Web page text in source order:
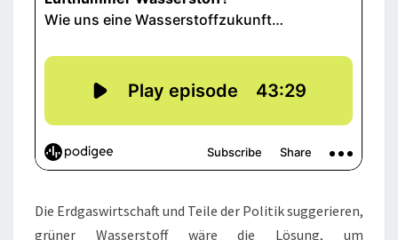
Die Erdgaswirtschaft und Teile der Politik suggerieren,
grüner Wasserstoff wäre die Lösung, um